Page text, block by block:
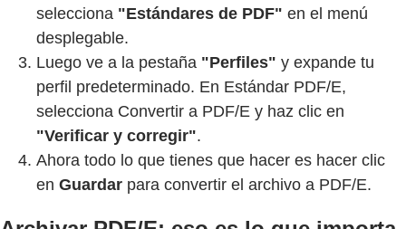
selecciona "Estándares de PDF" en el menú
desplegable.
Luego ve a la pestaña "Perfiles" y expande tu
perfil predeterminado. En Estándar PDF/E,
selecciona Convertir a PDF/E y haz clic en
"Verificar y corregir".
Ahora todo lo que tienes que hacer es hacer clic
en Guardar para convertir el archivo a PDF/E.